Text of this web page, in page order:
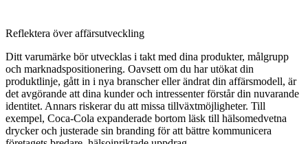
Reflektera över affärsutveckling
Ditt varumärke bör utvecklas i takt med dina produkter, målgrupp
och marknadspositionering. Oavsett om du har utökat din
produktlinje, gått in i nya branscher eller ändrat din affärsmodell, är
det avgörande att dina kunder och intressenter förstår din nuvarande
identitet. Annars riskerar du att missa tillväxtmöjligheter. Till
exempel, Coca-Cola expanderade bortom läsk till hälsomedvetna
drycker och justerade sin branding för att bättre kommunicera